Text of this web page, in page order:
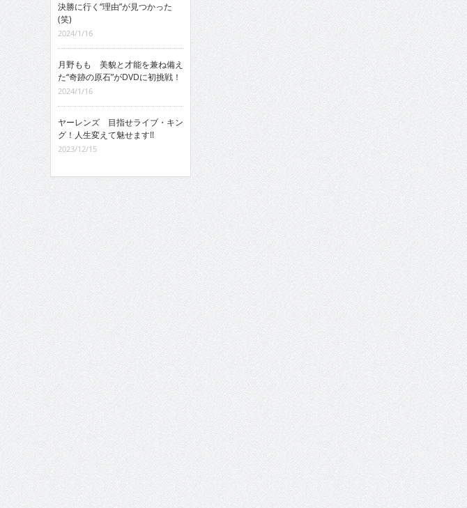
決勝に行く“理由”が見つかった
(笑)
2024/1/16
月野もも 美貌と才能を兼ね備え
た“奇跡の原石”がDVDに初挑戦！
2024/1/16
ヤーレンズ 目指せライブ・キン
グ！人生変えて魅せます!!
2023/12/15